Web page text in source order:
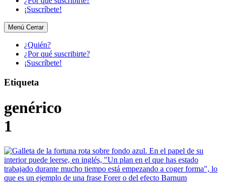
¡Suscríbete!
Menú Cerrar
¿Quién?
¿Por qué suscribirte?
¡Suscríbete!
Etiqueta
genérico
1